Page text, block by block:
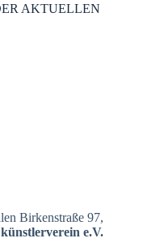
AKTUELLEN
Birkenstraße 97,
e.V.